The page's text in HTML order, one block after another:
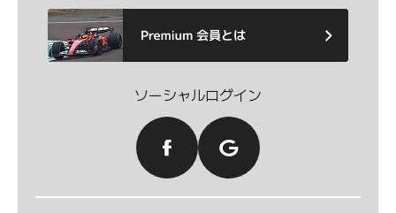
ソーシャルログイン